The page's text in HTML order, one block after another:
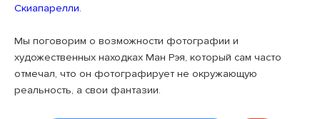
Скиапарелли.
Мы поговорим о возможности фотографии и
художественных находках Ман Рэя, который сам часто
отмечал, что он фотографирует не окружающую
реальность, а свои фантазии.